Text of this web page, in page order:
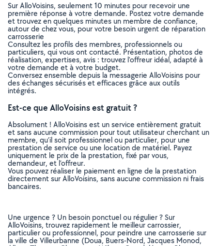
Sur AlloVoisins, seulement 10 minutes pour recevoir une
première réponse à votre demande. Postez votre demande
et trouvez en quelques minutes un membre de confiance,
autour de chez vous, pour votre besoin urgent de réparation
carrosserie
Consultez les profils des membres, professionnels ou
particuliers, qui vous ont contacté. Présentation, photos de
réalisation, expertises, avis : trouvez l'offreur idéal, adapté à
votre demande et à votre budget.
Conversez ensemble depuis la messagerie AlloVoisins pour
des échanges sécurisés et efficaces grâce aux outils
intégrés.
Est-ce que AlloVoisins est gratuit ?
Absolument ! AlloVoisins est un service entièrement gratuit
et sans aucune commission pour tout utilisateur cherchant un
membre, qu’il soit professionnel ou particulier, pour une
prestation de service ou une location de matériel. Payez
uniquement le prix de la prestation, fixé par vous,
demandeur, et l’offreur.
Vous pouvez réaliser le paiement en ligne de la prestation
directement sur AlloVoisins, sans aucune commission ni frais
bancaires.
Une urgence ? Un besoin ponctuel ou régulier ? Sur
AlloVoisins, trouvez rapidement le meilleur carrossier,
particulier ou professionnel, pour peindre une carrosserie sur
la ville de Villeurbanne (Doua, Buers-Nord, Jacques Monod,